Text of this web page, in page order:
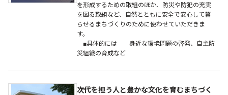
を形成するための取組のほか、防災や防犯の充実
を図る取組など、自然とともに安全で安心して暮
らせるまちづくりのために使わせていただきま
す。
■具体的には 身近な環境問題の啓発、自主防
災組織の育成など
次代を担う人と豊かな文化を育むまちづく